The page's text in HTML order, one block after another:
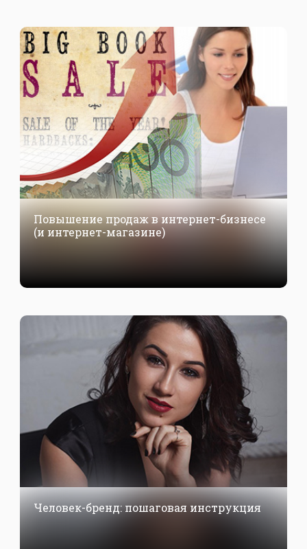
Повышение продаж в интернет-бизнесе
(и интернет-магазине)
Человек-бренд: пошаговая инструкция